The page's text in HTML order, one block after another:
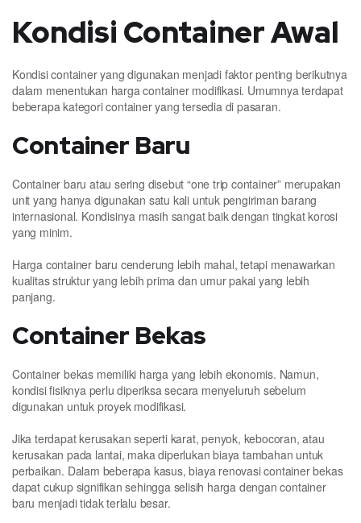
Kondisi Container Awal
Kondisi container yang digunakan menjadi faktor penting berikutnya
dalam menentukan harga container modifikasi. Umumnya terdapat
beberapa kategori container yang tersedia di pasaran.
Container Baru
Container baru atau sering disebut “one trip container” merupakan
unit yang hanya digunakan satu kali untuk pengiriman barang
internasional. Kondisinya masih sangat baik dengan tingkat korosi
yang minim.
Harga container baru cenderung lebih mahal, tetapi menawarkan
kualitas struktur yang lebih prima dan umur pakai yang lebih
panjang.
Container Bekas
Container bekas memiliki harga yang lebih ekonomis. Namun,
kondisi fisiknya perlu diperiksa secara menyeluruh sebelum
digunakan untuk proyek modifikasi.
Jika terdapat kerusakan seperti karat, penyok, kebocoran, atau
kerusakan pada lantai, maka diperlukan biaya tambahan untuk
perbaikan. Dalam beberapa kasus, biaya renovasi container bekas
dapat cukup signifikan sehingga selisih harga dengan container
baru menjadi tidak terlalu besar.